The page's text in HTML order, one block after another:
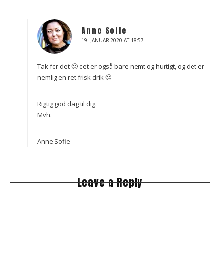
Anne Sofie
19. JANUAR 2020 AT 18:57
Tak for det 🙂 det er også bare nemt og hurtigt, og det er
nemlig en ret frisk drik 🙂
Rigtig god dag til dig.
Mvh.
Anne Sofie
Leave a Reply